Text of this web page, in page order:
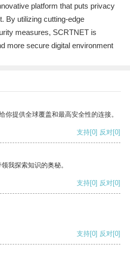
platform that puts privacy
By utilizing cutting-edge
measures, SCRTNET is
more secure digital environment
你提供全球覆盖和最高安全性的连接。
支持[0] 反对[0]
我探索知识的奥秘。
支持[0] 反对[0]
支持[0] 反对[0]